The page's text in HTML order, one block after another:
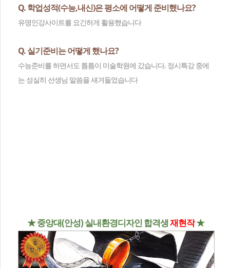
Q. 학업성적(수능,내신)은 평소에 어떻게 준비했나요?
유명인강사이트를 요긴하게 활용했습니다
Q. 실기준비는 어떻게 했나요?
수능준비를 하면서도 틈틈이 미술학원에 갔습니다. 정시특강 중에
는 성실히 선생님 말씀을 새겨들었습니다
★ 중앙대(안성) 실내환경디자인 합격생재현작★